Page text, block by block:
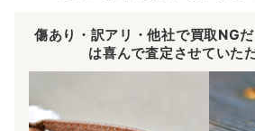
傷あり・訳アリ・他社で買取NG
は喜んで査定させていた